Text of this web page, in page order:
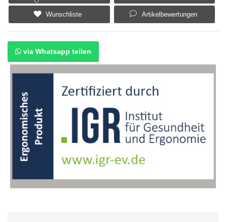
Wunschliste Artikelbewertungen
via Whatsapp teilen